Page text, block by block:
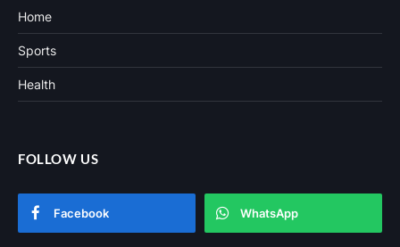
Home
Sports
Health
FOLLOW US
Facebook WhatsApp